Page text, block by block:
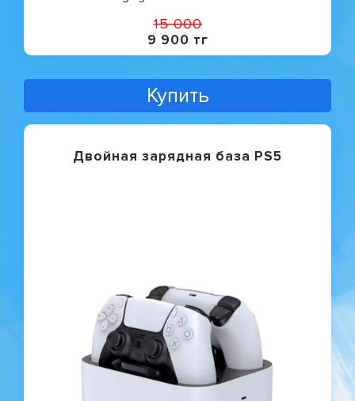
15 000
9 900 тг
Купить
Двойная зарядная база PS5